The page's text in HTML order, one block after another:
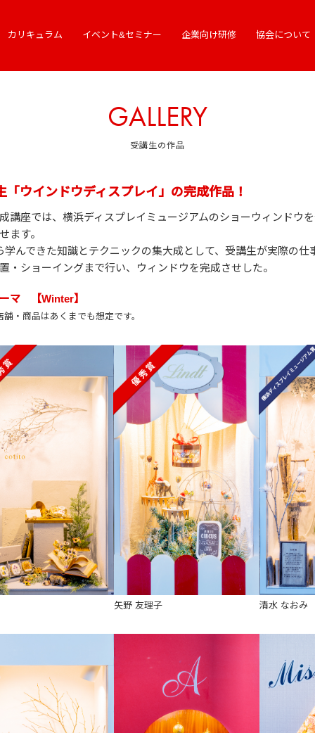
カリキュラム イベント&セミナー 企業向け研修 協会について
GALLERY
受講生の作品
「ウインドウディスプレイ」の完成作品！
講座では、横浜ディスプレイミュージアムのショーウィンドウ
ます。
学んできた知識とテクニックの集大成として、受講生が実際の
・ショーイングまで行い、ウィンドウを完成させした。
マ 【Winter】
・商品はあくまでも想定です。
矢野 友理子 清水 なおみ